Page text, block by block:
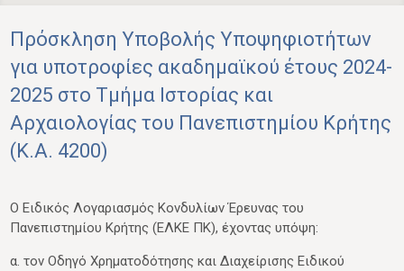
Πρόσκληση Υποβολής Υποψηφιοτήτων
για υποτροφίες ακαδημαϊκού έτους 2024-
2025 στο Τμήμα Ιστορίας και
Αρχαιολογίας του Πανεπιστημίου Κρήτης
(K.A. 4200)
Ο Ειδικός Λογαριασμός Κονδυλίων Έρευνας του
Πανεπιστημίου Κρήτης (ΕΛΚΕ ΠΚ), έχοντας υπόψη:
α. τον Οδηγό Χρηματοδότησης και Διαχείρισης Ειδικού